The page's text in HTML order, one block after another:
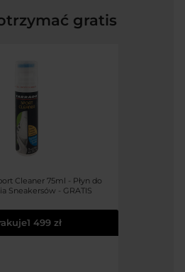
gratis
Cleaner 75ml - Płyn do
Sneakersów - GRATIS
1 499 zł